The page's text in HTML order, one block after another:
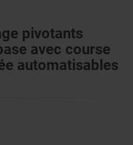
pivotants
avec course
automatisables